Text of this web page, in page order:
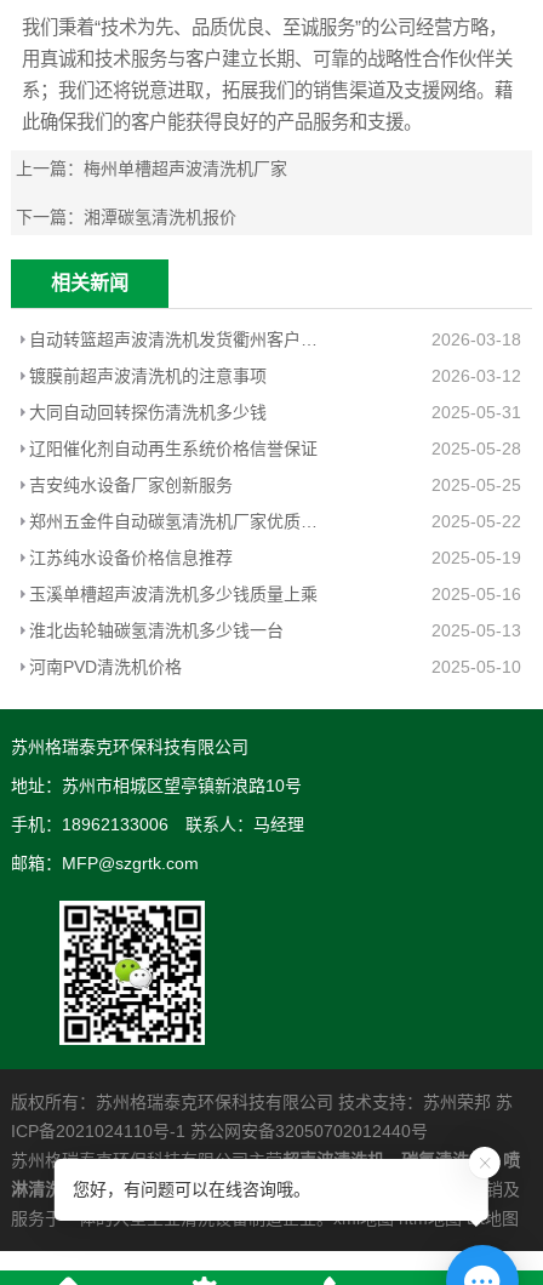
我们秉着“技术为先、品质优良、至诚服务”的公司经营方略，
用真诚和技术服务与客户建立长期、可靠的战略性合作伙伴关
系；我们还将锐意进取，拓展我们的销售渠道及支援网络。藉
此确保我们的客户能获得良好的产品服务和支援。
上一篇：梅州单槽超声波清洗机厂家
下一篇：湘潭碳氢清洗机报价
相关新闻
2026-03-18
镀膜前超声波清洗机的注意事项
2026-03-12
大同自动回转探伤清洗机多少钱
2025-05-31
辽阳催化剂自动再生系统价格信誉保证
2025-05-28
吉安纯水设备厂家创新服务
2025-05-25
郑州五金件自动碳氢清洗机厂家优质推荐
2025-05-22
江苏纯水设备价格信息推荐
2025-05-19
玉溪单槽超声波清洗机多少钱质量上乘
2025-05-16
淮北齿轮轴碳氢清洗机多少钱一台
2025-05-13
河南PVD清洗机价格
2025-05-10
苏州格瑞泰克环保科技有限公司
地址：苏州市相城区望亭镇新浪路10号
手机：18962133006 联系人：马经理
邮箱：MFP@szgrtk.com
版权所有：苏州格瑞泰克环保科技有限公司 技术支持： 苏州荣邦 苏
ICP备2021024110号-1 苏公网安备32050702012440号
苏州格瑞泰克环保科技有限公司主营超声波清洗机，碳氢清洗机，喷
淋清洗机，是一家专业从事高清洁度问题解决系统的研发制造营销及
服务于一体的大型工业清洗设备制造企业。xml地图 htm地图 txt地图
您好，有问题可以在线咨询哦。